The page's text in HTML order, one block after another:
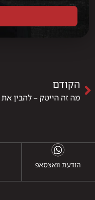
הקודם
הודעת וואצסאפ